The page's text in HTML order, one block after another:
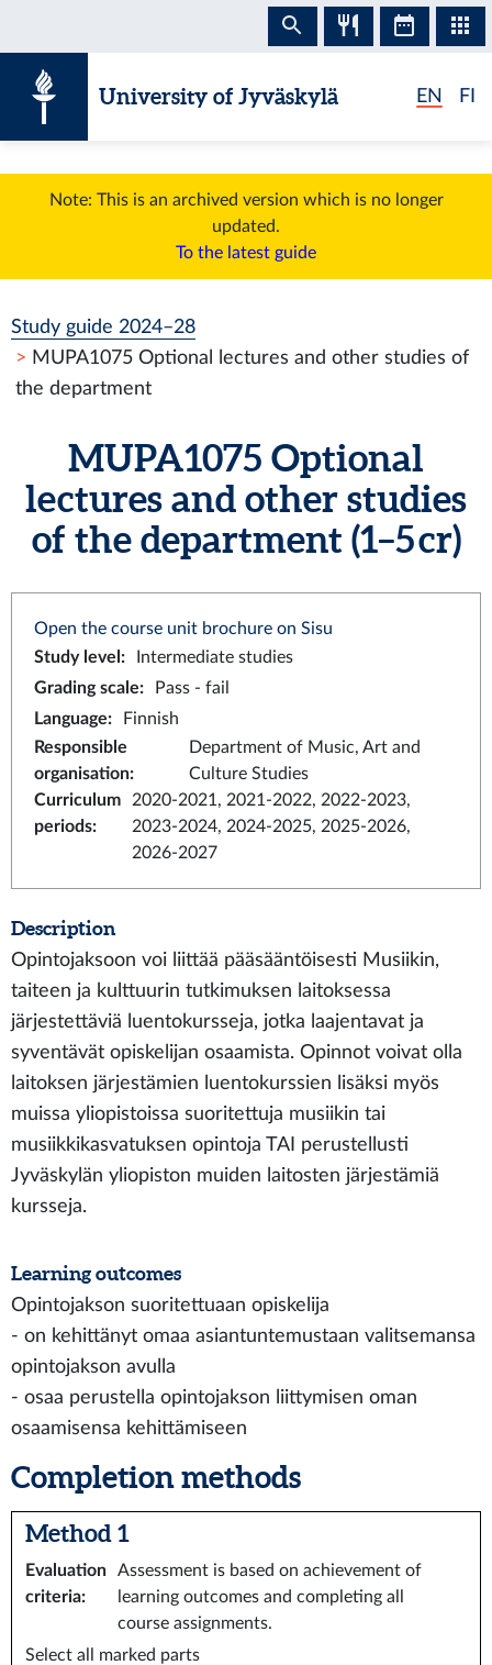
University of Jyväskylä EN FI
Note: This is an archived version which is no longer
updated.
To the latest guide
Study guide 2024–28
MUPA1075 Optional lectures and other studies of
the department
MUPA1075 Optional
lectures and other studies
of the department (1–5 cr)
Open the course unit brochure on Sisu
Study level :
Intermediate studies
Grading scale:
Pass - fail
Language:
Finnish
Responsible
organisation:
Department of Music, Art and
Culture Studies
Curriculum
periods:
2020-2021, 2021-2022, 2022-2023,
2023-2024, 2024-2025, 2025-2026,
2026-2027
Description
Opintojaksoon voi liittää pääsääntöisesti Musiikin,
taiteen ja kulttuurin tutkimuksen laitoksessa
järjestettäviä luentokursseja, jotka laajentavat ja
syventävät opiskelijan osaamista. Opinnot voivat olla
laitoksen järjestämien luentokurssien lisäksi myös
muissa yliopistoissa suoritettuja musiikin tai
musiikkikasvatuksen opintoja TAI perustellusti
Jyväskylän yliopiston muiden laitosten järjestämiä
kursseja.
Learning outcomes
Opintojakson suoritettuaan opiskelija
- on kehittänyt omaa asiantuntemustaan valitsemansa
opintojakson avulla
- osaa perustella opintojakson liittymisen oman
osaamisensa kehittämiseen
Completion methods
Method 1
Evaluation
criteria:
Assessment is based on achievement of
learning outcomes and completing all
course assignments.
Select all marked parts